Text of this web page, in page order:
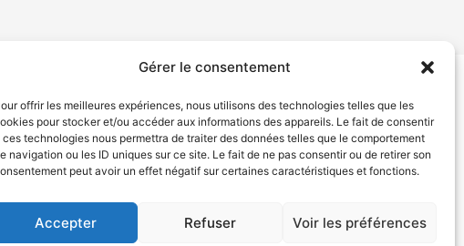
Gérer le consentement
offrir les meilleures expériences, nous utilisons des technologies telles que les
pour stocker et/ou accéder aux informations des appareils. Le fait de consentir
ces technologies nous permettra de traiter des données telles que le comportement
navigation ou les ID uniques sur ce site. Le fait de ne pas consentir ou de retirer son
peut avoir un effet négatif sur certaines caractéristiques et fonctions.
Accepter Refuser Voir les préférences
2026
Déclaration de services Politique de confidentialité